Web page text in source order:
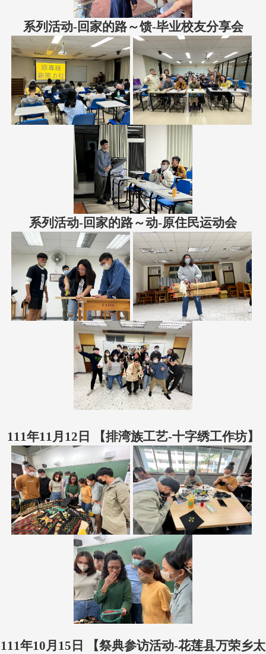
系列活动-回家的路～馈-毕业校友分享会
系列活动-回家的路～动-原住民运动会
111年11月12日 【排湾族工艺-十字绣工作坊】
111年10月15日 【祭典参访活动-花莲县万荣乡太